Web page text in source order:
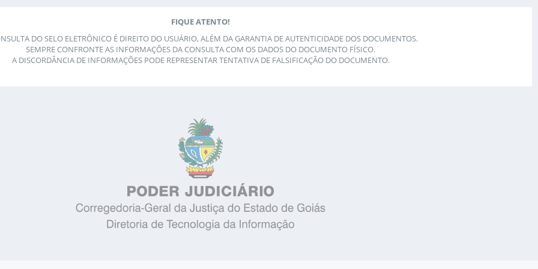
FIQUE ATENTO!
DO SELO ELETRÔNICO É DIREITO DO USUÁRIO, ALÉM DA GARANTIA DE AUTENTICIDADE DOS DOCUMENTOS.
SEMPRE CONFRONTE AS INFORMAÇÕES DA CONSULTA COM OS DADOS DO DOCUMENTO FÍSICO.
A DISCORDÂNCIA DE INFORMAÇÕES PODE REPRESENTAR TENTATIVA DE FALSIFICAÇÃO DO DOCUMENTO.